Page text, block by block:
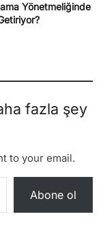
Yönetmeliğinde
fazla şey
to your email.
Abone ol